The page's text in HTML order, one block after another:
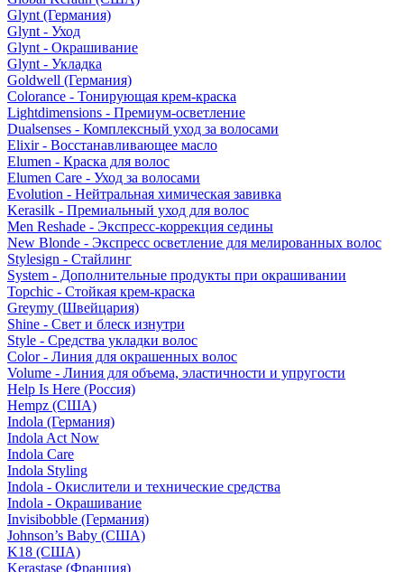
Glynt (Германия)
Glynt - Уход
Glynt - Окрашивание
Glynt - Укладка
Goldwell (Германия)
Colorance - Тонирующая крем-краска
Lightdimensions - Премиум-осветление
Dualsenses - Комплексный уход за волосами
Elixir - Восстанавливающее масло
Elumen - Краска для волос
Elumen Care - Уход за волосами
Evolution - Нейтральная химическая завивка
Kerasilk - Премиальный уход для волос
Men Reshade - Экспресс-коррекция седины
New Blonde - Экспресс осветление для мелированных волос
Stylesign - Стайлинг
System - Дополнительные продукты при окрашивании
Topchic - Стойкая крем-краска
Greymy (Швейцария)
Shine - Свет и блеск изнутри
Style - Средства укладки волос
Color - Линия для окрашенных волос
Volume - Линия для объема, эластичности и упругости
Help Is Here (Россия)
Hempz (США)
Indola (Германия)
Indola Act Now
Indola Care
Indola Styling
Indola - Окислители и технические средства
Indola - Окрашивание
Invisibobble (Германия)
Johnson’s Baby (США)
K18 (США)
Kerastase (Франция)